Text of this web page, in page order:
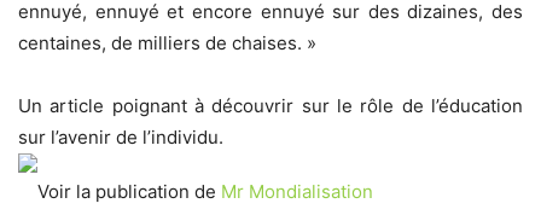
ennuyé, ennuyé et encore ennuyé sur des dizaines, des
centaines, de milliers de chaises. »
Un article poignant à découvrir sur le rôle de l’éducation
sur l’avenir de l’individu.
Voir la publication de Mr Mondialisation